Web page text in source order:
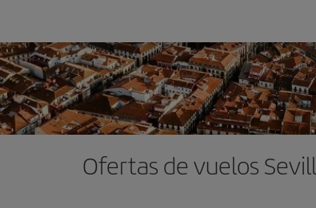
Ofertas de vuelos